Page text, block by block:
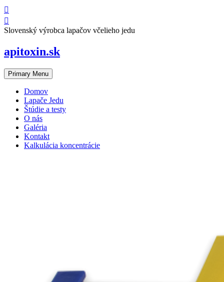
Skip
to
content
Slovenský výrobca lapačov včelieho jedu
apitoxin.sk
Primary Menu
Domov
Lapače Jedu
Štúdie a testy
O nás
Galéria
Kontakt
Kalkulácia koncentrácie